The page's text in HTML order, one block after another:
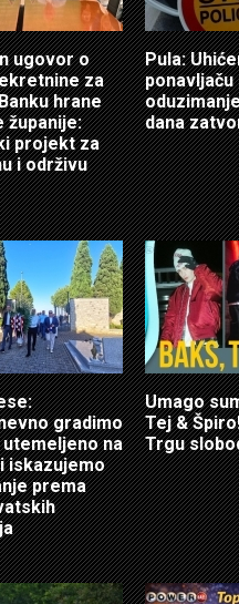
ugovor o
za
hrane
županije:
projekt za
i održivu
Pula:
dana
gradimo
na
iskazujemo
prema
Umago
Tej &
Trgu